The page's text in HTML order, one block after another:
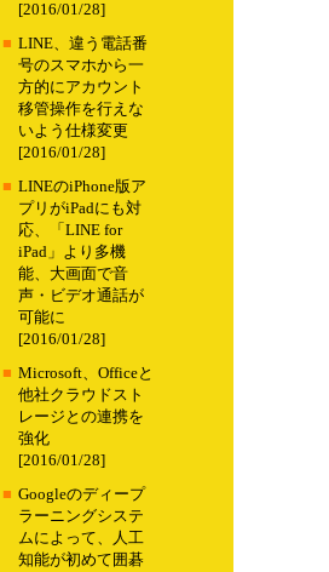
[2016/01/28]
■ LINE、違う電話番
号のスマホから一
方的にアカウント
移管操作を行えな
いよう仕様変更
[2016/01/28]
■ LINEのiPhone版ア
プリがiPadにも対
応、「LINE for
iPad」より多機
能、大画面で音
声・ビデオ通話が
可能に
[2016/01/28]
■ Microsoft、Officeと
他社クラウドスト
レージとの連携を
強化
[2016/01/28]
■ Googleのディープ
ラーニングシステ
ムによって、人工
知能が初めて囲碁